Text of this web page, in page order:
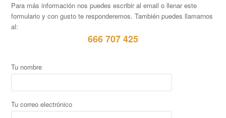
Para más información nos puedes escribir al email o llenar este
formulario y con gusto te responderemos. También puedes llamarnos
al:
666 707 425
Tu nombre
Tu correo electrónico